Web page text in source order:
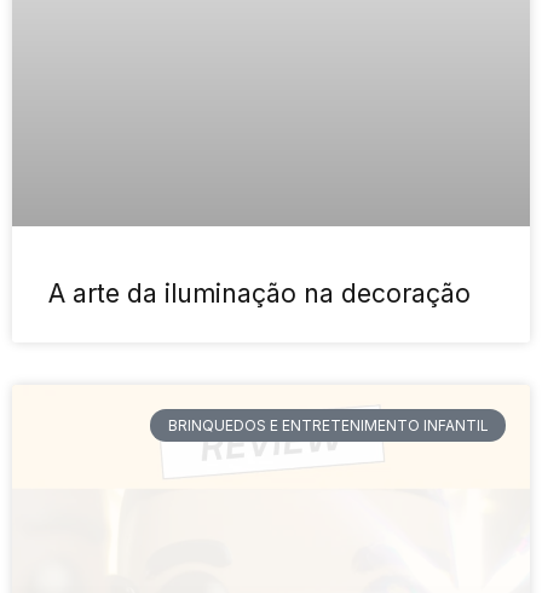
A arte da iluminação na decoração
BRINQUEDOS E ENTRETENIMENTO INFANTIL